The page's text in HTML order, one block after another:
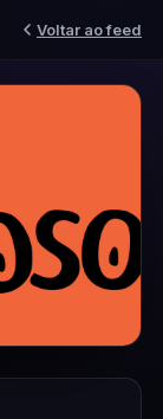
Voltar ao feed